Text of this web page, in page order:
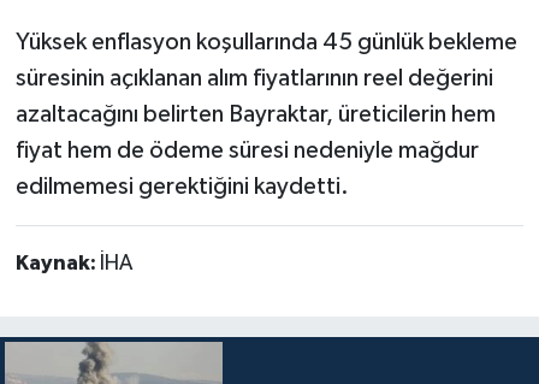
Yüksek enflasyon koşullarında 45 günlük bekleme
süresinin açıklanan alım fiyatlarının reel değerini
azaltacağını belirten Bayraktar, üreticilerin hem
fiyat hem de ödeme süresi nedeniyle mağdur
edilmemesi gerektiğini kaydetti.
Kaynak: İHA